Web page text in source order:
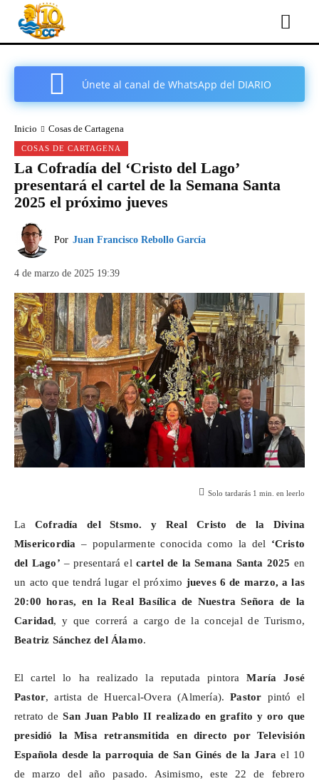
Únete al canal de WhatsApp del DIARIO
Inicio Cosas de Cartagena
COSAS DE CARTAGENA
La Cofradía del ‘Cristo del Lago’
presentará el cartel de la Semana Santa
2025 el próximo jueves
Por Juan Francisco Rebollo García
4 de marzo de 2025 19:39
Solo tardarás 1 min. en leerlo
La Cofradía delStsmo. y Real Cristo de la Divina
Misericordia – popularmente conocida como la del ‘Cristo
del Lago’ – presentará el cartel de la Semana Santa 2025 en
un acto que tendrá lugar el próximo jueves 6 de marzo, a las
20:00 horas, en la Real Basílica de Nuestra Señora de la
Caridad, y que correrá a cargo de la concejal de Turismo,
Beatriz Sánchez del Álamo.
El cartel lo ha realizado la reputada pintoraMaría José
Pastor, artista deHuercal-Overa (Almería).Pastor pintó el
retrato deSan Juan Pablo II realizado en grafito y oro que
presidió la Misa retransmitida en directo por Televisión
Española desde la parroquia de San Ginés de la Jara el 10
de marzo del año pasado. Asimismo, este 22 de febrero